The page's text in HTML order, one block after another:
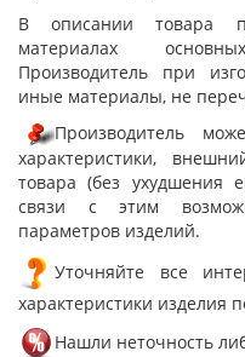
В описании товара
материалах
Производитель при
иные материалы, не
Производитель
характеристики,
товара (без ухудшения
связи с этим
параметров изделий.
Уточняйте все
характеристики изделия
Нашли неточность